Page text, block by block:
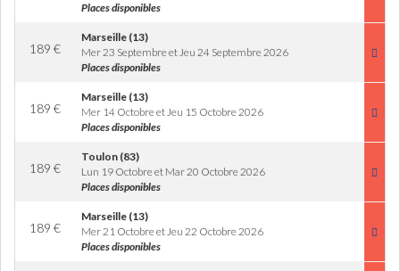
Places disponibles
189 €
Marseille (13)
Mer 23 Septembre et Jeu 24 Septembre 2026
Places disponibles
189 €
Marseille (13)
Mer 14 Octobre et Jeu 15 Octobre 2026
Places disponibles
189 €
Toulon (83)
Lun 19 Octobre et Mar 20 Octobre 2026
Places disponibles
189 €
Marseille (13)
Mer 21 Octobre et Jeu 22 Octobre 2026
Places disponibles